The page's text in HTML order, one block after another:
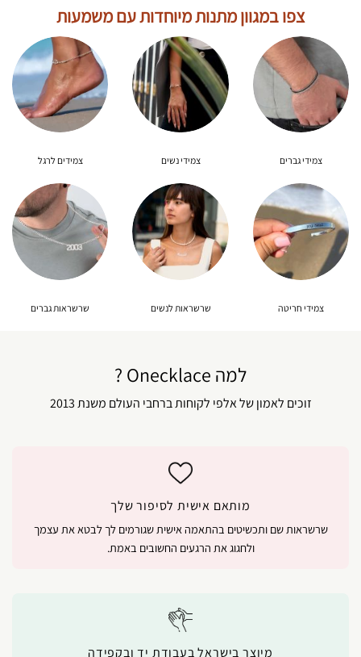
צפו במגוון מתנות מיוחדות עם משמעות
צמידי גברים צמידי נשים צמידים לרגל
צמידי חריטה שרשראות לנשים שרשראות גברים
למה Onecklace ?
זוכים לאמון של אלפי לקוחות ברחבי העולם משנת 2013
מותאם אישית לסיפור שלך
שרשראות שם ותכשיטים בהתאמה אישית שגורמים לך לבטא את עצמך
ולחגוג את הרגעים החשובים באמת.
מיוצר בישראל בעבודת יד ובקפידה